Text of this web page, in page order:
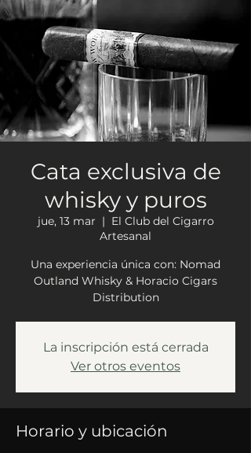
Cata exclusiva de
whisky y puros
jue, 13 mar
  |
El Club del Cigarro
Artesanal
Una experiencia única con: Nomad
Outland Whisky & Horacio Cigars
Distribution
La inscripción está cerrada
Ver otros eventos
Horario y ubicación